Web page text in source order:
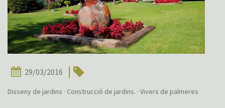
29/03/2016
Disseny de jardins · Construcció de jardins. · Vivers de palmeres